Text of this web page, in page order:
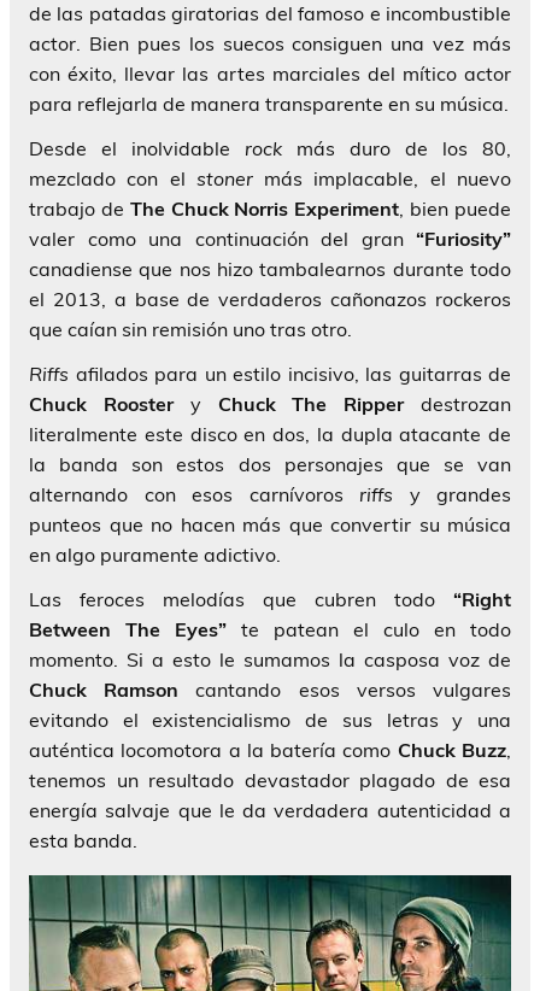
de las patadas giratorias del famoso e incombustible
actor. Bien pues los suecos consiguen una vez más
con éxito, llevar las artes marciales del mítico actor
para reflejarla de manera transparente en su música.
Desde el inolvidable rock más duro de los 80,
mezclado con el stonermás implacable, el nuevo
trabajo de The Chuck Norris Experiment, bien puede
valer como una continuación del gran “Furiosity”
canadiense que nos hizo tambalearnos durante todo
el 2013, a base de verdaderos cañonazos rockeros
que caían sin remisión uno tras otro.
Riffs afilados para un estilo incisivo, las guitarras de
Chuck Roostery Chuck The Ripperdestrozan
literalmente este disco en dos, la dupla atacante de
la banda son estos dos personajes que se van
alternando con esos carnívoros riffs y grandes
punteos que no hacen más que convertir su música
en algo puramente adictivo.
Las feroces melodías que cubren todo “Right
Between The Eyes” te patean el culo en todo
momento. Si a esto le sumamos la casposa voz de
Chuck Ramson cantando esos versos vulgares
evitando el existencialismo de sus letras y una
auténtica locomotora a la batería como Chuck Buzz,
tenemos un resultado devastador plagado de esa
energía salvaje que le da verdadera autenticidad a
esta banda.